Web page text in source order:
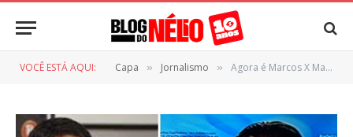
VOCÊ ESTÁ AQUI: Capa » Jornalismo » Agora é Marcos X Marcos: Promotor não engole mentiras de prefeito eleito e investiga atuação na AL